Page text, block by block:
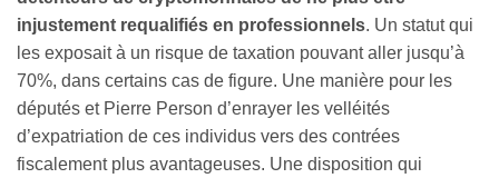
injustement requalifiés en professionnels. Un statut qui
les exposait à un risque de taxation pouvant aller jusqu’à
70%, dans certains cas de figure. Une manière pour les
députés et Pierre Person d’enrayer les velléités
d’expatriation de ces individus vers des contrées
fiscalement plus avantageuses. Une disposition qui